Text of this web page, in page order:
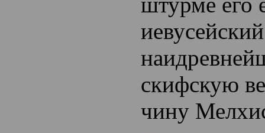
иевусейский
скифскую
чину